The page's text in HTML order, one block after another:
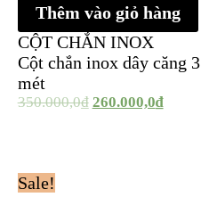
Thêm vào giỏ hàng
CỘT CHẮN INOX
Cột chắn inox dây căng 3
mét
350.000,0₫ 260.000,0₫
Sale!